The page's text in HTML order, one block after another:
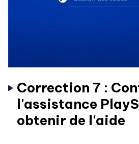
Correction 7 :
l'assistance
obtenir de l'aide